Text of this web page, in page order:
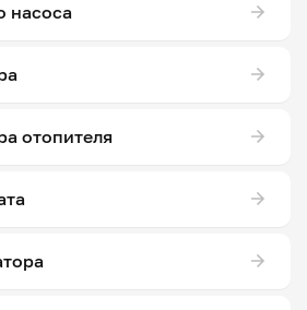
насоса
отопителя